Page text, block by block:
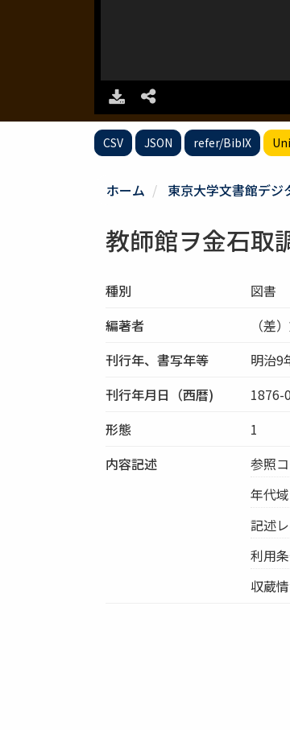
CSV JSON refer/BibIX
ホーム 東京大学文書館デジ
教師館ヲ金石取
種別
図書
編著者
（差
刊行年、書写年等
明治9
刊行年月日（西暦)
1876-
形態
1
内容記述
参照
年代
記述
利用
収蔵